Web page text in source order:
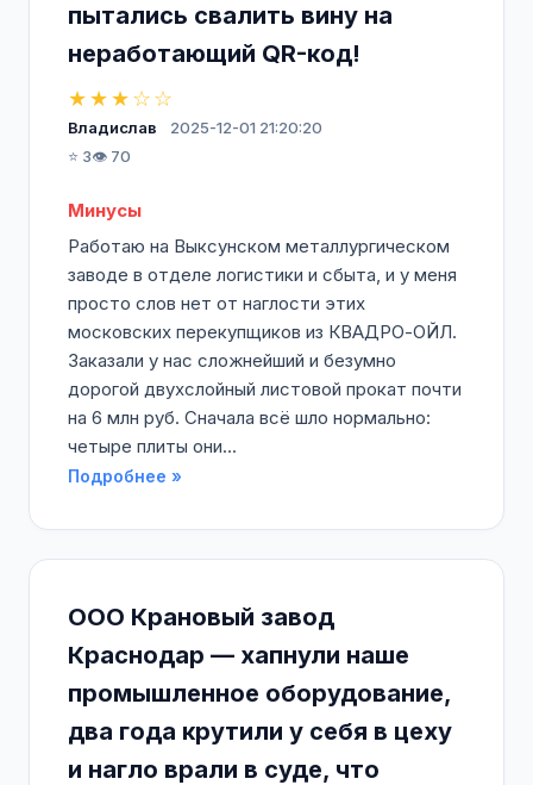
пытались свалить вину на
неработающий QR-код!
★★★☆☆
Владислав
2025-12-01 21:20:20
⭐ 3👁️ 70
Минусы
Работаю на Выксунском металлургическом
заводе в отделе логистики и сбыта, и у меня
просто слов нет от наглости этих
московских перекупщиков из КВАДРО-ОЙЛ.
Заказали у нас сложнейший и безумно
дорогой двухслойный листовой прокат почти
на 6 млн руб. Сначала всё шло нормально:
четыре плиты они...
Подробнее »
ООО Крановый завод
Краснодар — хапнули наше
промышленное оборудование,
два года крутили у себя в цеху
и нагло врали в суде, что